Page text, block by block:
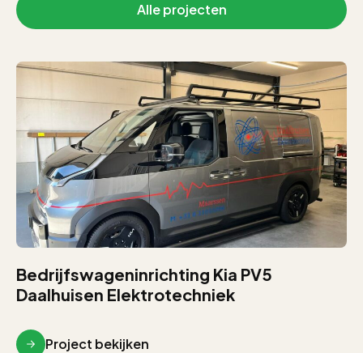
Alle projecten
Bedrijfswageninrichting Kia PV5
Daalhuisen Elektrotechniek
Project bekijken